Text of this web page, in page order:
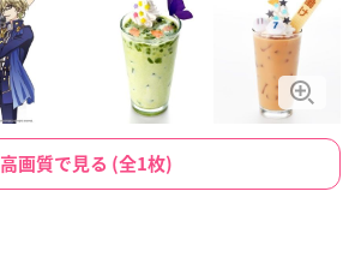
高画質で見る (全1枚)